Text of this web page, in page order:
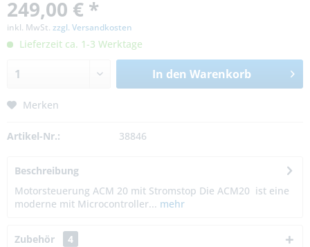
249,00 € *
inkl. MwSt. zzgl. Versandkosten
Lieferzeit ca. 1-3 Werktage
In den Warenkorb
Merken
Artikel-Nr.: 38846
Beschreibung
Motorsteuerung ACM 20 mit Stromstop Die ACM20 ist eine
moderne mit Microcontroller... mehr
Zubehör 4